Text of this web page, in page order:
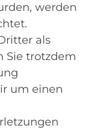
werden
als
Sie trotzdem
um einen